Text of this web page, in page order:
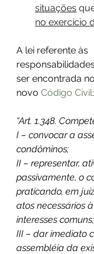
situações
no exercício
A lei referente às
ser encontrada
novo Código Civil:
“Art. 1.348.
I – convocar a
condôminos;
II – representar,
passivamente, o
praticando, em
atos necessários
interesses comuns;
III – dar imediato
assembléia da